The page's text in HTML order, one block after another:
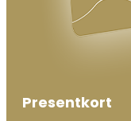
Presentkort